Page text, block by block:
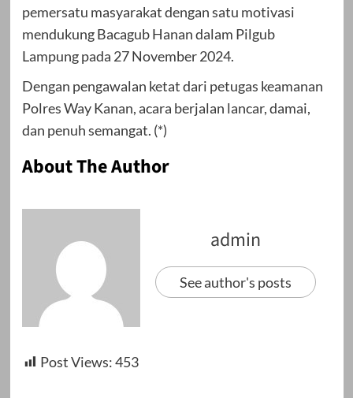
pemersatu masyarakat dengan satu motivasi
mendukung Bacagub Hanan dalam Pilgub
Lampung pada 27 November 2024.
Dengan pengawalan ketat dari petugas keamanan
Polres Way Kanan, acara berjalan lancar, damai,
dan penuh semangat. (*)
About The Author
admin
See author's posts
Post Views:453